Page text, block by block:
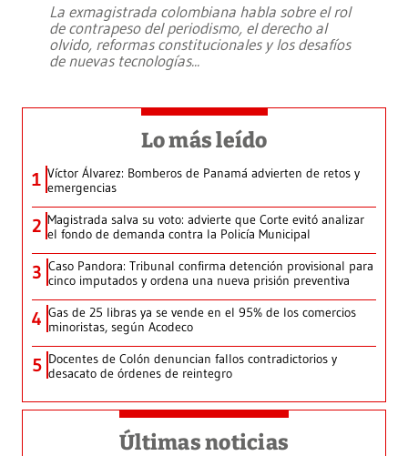
La exmagistrada colombiana habla sobre el rol
de contrapeso del periodismo, el derecho al
olvido, reformas constitucionales y los desafíos
de nuevas tecnologías...
Lo más leído
1 Víctor Álvarez: Bomberos de Panamá advierten de retos y
emergencias
2 Magistrada salva su voto: advierte que Corte evitó analizar
el fondo de demanda contra la Policía Municipal
3 Caso Pandora: Tribunal confirma detención provisional para
cinco imputados y ordena una nueva prisión preventiva
4 Gas de 25 libras ya se vende en el 95% de los comercios
minoristas, según Acodeco
5 Docentes de Colón denuncian fallos contradictorios y
desacato de órdenes de reintegro
Últimas noticias